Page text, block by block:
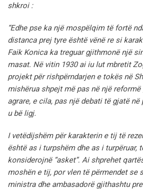
shkroi :
“Edhe pse ka një mospëlqim të fortë
distanca prej tyre është vënë re si
Faik Konica ka treguar gjithmonë një
masat. Në vitin 1930 ai iu lut mbretit
projekt për rishpërndarjen e tokës në
mishërua shpejt më pas në një
agrare, e cila, pas një debati të gjatë
u bë ligj.
I vetëdijshëm për karakterin e tij të
është as i turpshëm dhe as i turpëruar,
konsiderojnë “asket”. Ai shprehet
moshën e tij, por vlen të përmendet se
ministra dhe ambasadorë gjithashtu